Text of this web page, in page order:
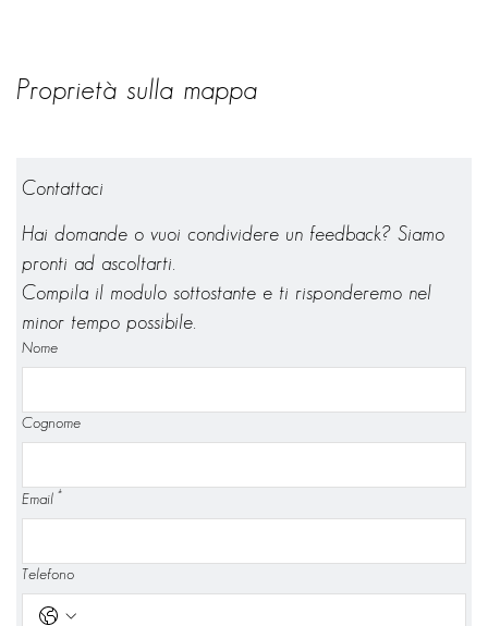
Contattaci
Hai domande o vuoi condividere un feedback? Siamo
pronti ad ascoltarti.
Compila il modulo sottostante e ti risponderemo nel
minor tempo possibile.
Nome
Cognome
Email *
Telefono
Proprietà sulla mappa